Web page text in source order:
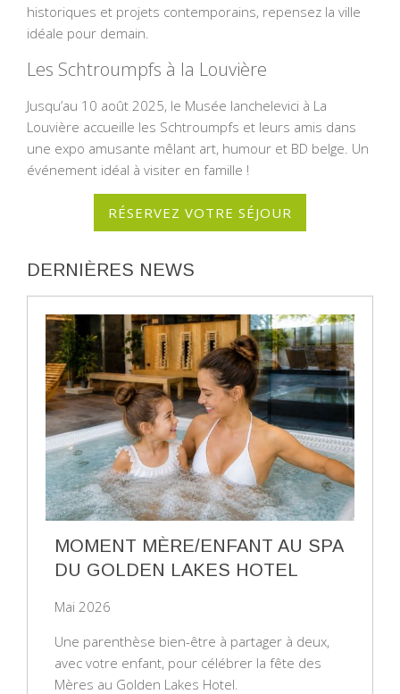
historiques et projets contemporains, repensez la ville
idéale pour demain.
Les Schtroumpfs à la Louvière
Jusqu’au 10 août 2025, le Musée Ianchelevici à La
Louvière accueille les Schtroumpfs et leurs amis dans
une expo amusante mêlant art, humour et BD belge. Un
événement idéal à visiter en famille !
RÉSERVEZ VOTRE SÉJOUR
DERNIÈRES NEWS
MOMENT MÈRE/ENFANT AU SPA
DU GOLDEN LAKES HOTEL
Mai 2026
Une parenthèse bien-être à partager à deux,
avec votre enfant, pour célébrer la fête des
Mères au Golden Lakes Hotel.